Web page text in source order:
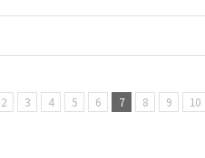
2 3 4 5 6 7 8 9 10